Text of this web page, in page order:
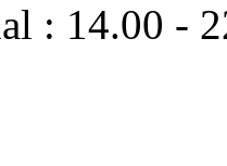
: 14.00 -